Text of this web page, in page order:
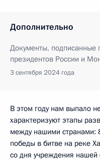
Дополнительно
Документы, подписанные
президентов России и
3 сентября 2024 года
В этом году нам выпало
характеризуют этапы
между нашими странами:
победы в битве на реке
со дня учреждения нашей